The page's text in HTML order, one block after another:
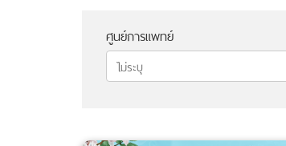
ศูนย์การแพทย์